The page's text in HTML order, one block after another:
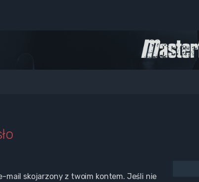
mail skojarzony z twoim kontem. Jeśli nie